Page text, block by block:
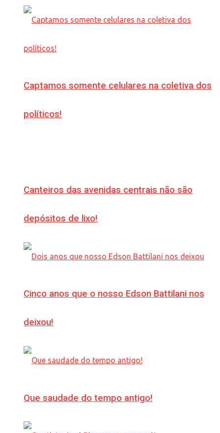
Captamos somente celulares na coletiva dos
políticos!
Canteiros das avenidas centrais não são
depósitos de lixo!
Cinco anos que o nosso Edson Battilani nos
deixou!
Que saudade do tempo antigo!